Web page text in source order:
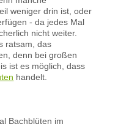
weniger drin ist, oder
- da jedes Mal
nicht weiter.
ratsam, das
denn bei großen
ist es möglich, dass
handelt.
Bachblüten im